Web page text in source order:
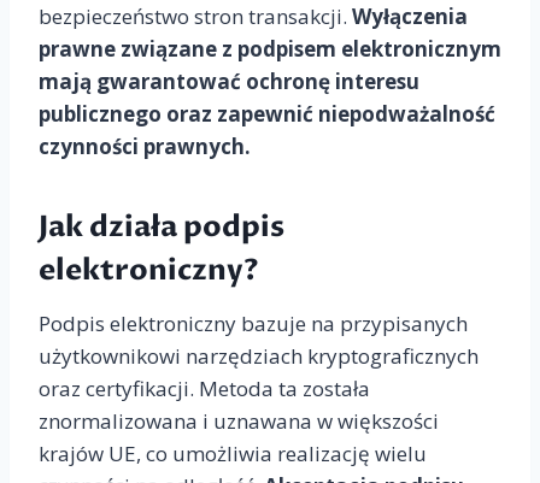
bezpieczeństwo stron transakcji. Wyłączenia
prawne związane z podpisem elektronicznym
mają gwarantować ochronę interesu
publicznego oraz zapewnić niepodważalność
czynności prawnych.
Jak działa podpis
elektroniczny?
Podpis elektroniczny bazuje na przypisanych
użytkownikowi narzędziach kryptograficznych
oraz certyfikacji. Metoda ta została
znormalizowana i uznawana w większości
krajów UE, co umożliwia realizację wielu